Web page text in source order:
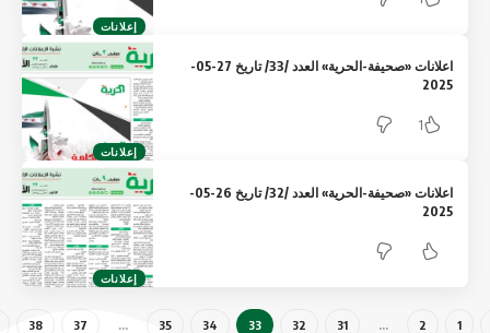
إعلانات
إعلانات
اعلانات «صحيفة-الحرية» العدد /33/ تاريخ 27-05-
إعلانات
اعلانات «صحيفة-الحرية» العدد /32/ تاريخ 26-05-
2
…
32
33
34
35
…
38